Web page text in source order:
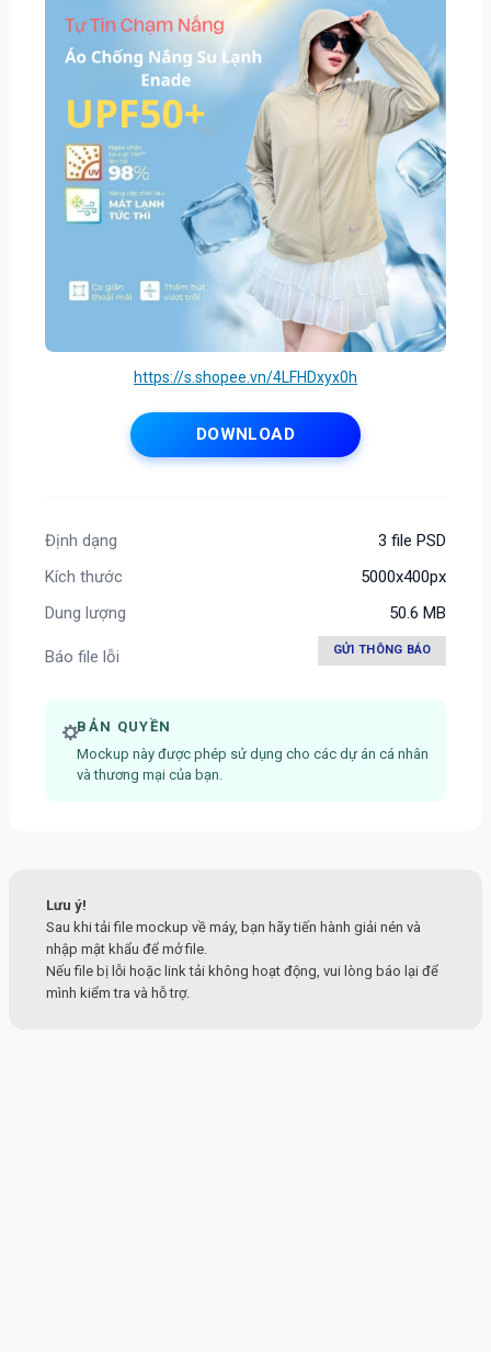
https://s.shopee.vn/4LFHDxyx0h
DOWNLOAD
Định dạng
3 file PSD
Kích thước
5000x400px
Dung lượng
50.6 MB
Báo file lỗi GỬI THÔNG BÁO
BẢN QUYỀN
Mockup này được phép sử dụng cho các dự án cá nhân
và thương mại của bạn.
Lưu ý!
Sau khi tải file mockup về máy, bạn hãy tiến hành giải nén và
nhập mật khẩu để mở file.
Nếu file bị lỗi hoặc link tải không hoạt động, vui lòng báo lại để
mình kiểm tra và hỗ trợ.